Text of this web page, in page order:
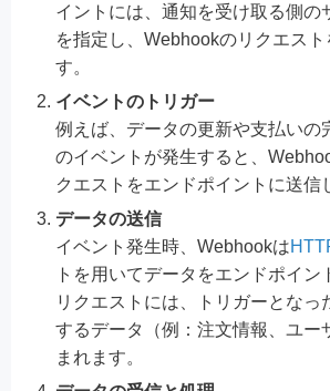
イントには、通知を受け取る側の
を指定し、Webhookのリクエスト
す。
イベントのトリガー
例えば、データの更新や支払いの
のイベントが発生すると、
クエストをエンドポイントに送信
データの送信
イベント発生時、Webhookは
トを用いてデータをエンドポイン
リクエストには、トリガーとなっ
するデータ（例：注文情報、ユー
まれます。